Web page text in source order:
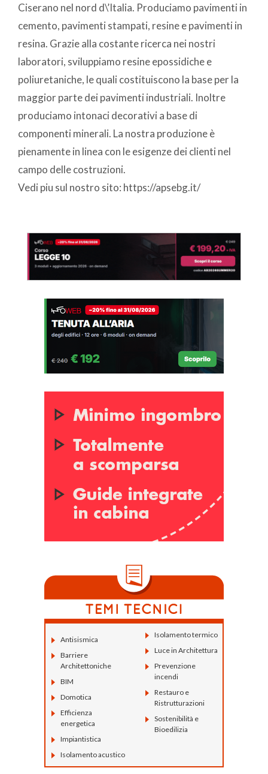
Ciserano nel nord d\’Italia. Produciamo pavimenti in
cemento, pavimenti stampati, resine e pavimenti in
resina. Grazie alla costante ricerca nei nostri
laboratori, sviluppiamo resine epossidiche e
poliuretaniche, le quali costituiscono la base per la
maggior parte dei pavimenti industriali. Inoltre
produciamo intonaci decorativi a base di
componenti minerali. La nostra produzione è
pienamente in linea con le esigenze dei clienti nel
campo delle costruzioni.
Vedi piu sul nostro sito: https://apsebg.it/
Antisismica
Barriere
Architettoniche
BIM
Domotica
Efficienza
energetica
Impiantistica
Isolamento acustico
Isolamento termico
Luce in Architettura
Prevenzione
incendi
Restauro e
Ristrutturazioni
Sostenibilità e
Bioedilizia